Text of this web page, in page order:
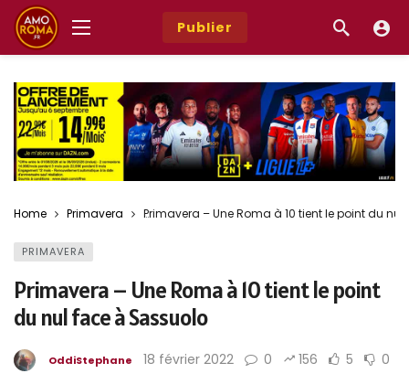
Publier
Home Primavera Primavera – Une Roma à 10 tient le point du
PRIMAVERA
Primavera – Une Roma à 10 tient le point
du nul face à Sassuolo
OddiStephane 18 février 2022 0 156 5 0